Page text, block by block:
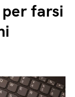
farsi